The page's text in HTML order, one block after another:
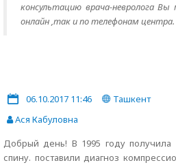
консультацию врача-невролога
онлайн ,так и по телефонам центра.
06.10.2017 11:46
Ташкент
Ася Кабуловна
Добрый день! В 1995 году получила
спину. поставили диагноз